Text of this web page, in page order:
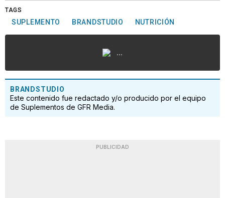
TAGS
SUPLEMENTO BRANDSTUDIO NUTRICIÓN
...
BRANDSTUDIO
Este contenido fue redactado y/o producido por el equipo
de Suplementos de GFR Media.
PUBLICIDAD